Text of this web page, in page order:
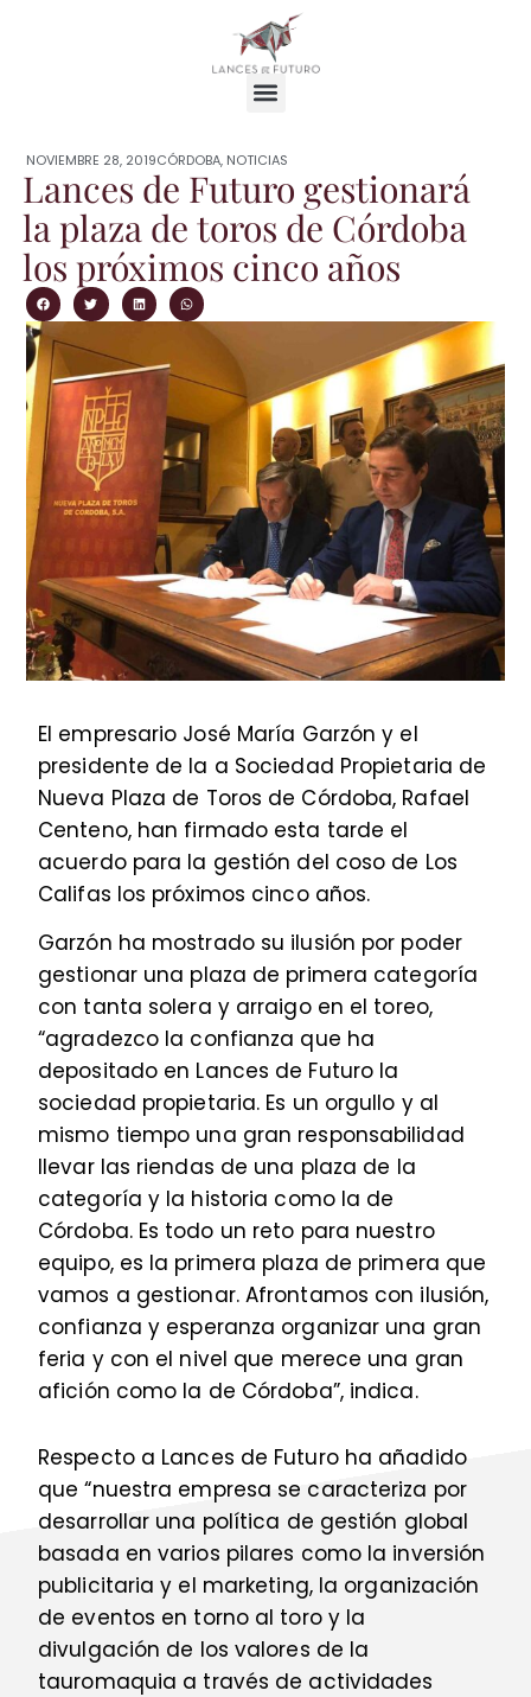
NOVIEMBRE 28, 2019CÓRDOBA, NOTICIAS
Lances de Futuro gestionará
la plaza de toros de Córdoba
los próximos cinco años
El empresario José María Garzón y el
presidente de la a Sociedad Propietaria de
Nueva Plaza de Toros de Córdoba, Rafael
Centeno, han firmado esta tarde el
acuerdo para la gestión del coso de Los
Califas los próximos cinco años.
Garzón ha mostrado su ilusión por poder
gestionar una plaza de primera categoría
con tanta solera y arraigo en el toreo,
“agradezco la confianza que ha
depositado en Lances de Futuro la
sociedad propietaria. Es un orgullo y al
mismo tiempo una gran responsabilidad
llevar las riendas de una plaza de la
categoría y la historia como la de
Córdoba. Es todo un reto para nuestro
equipo, es la primera plaza de primera que
vamos a gestionar. Afrontamos con ilusión,
confianza y esperanza organizar una gran
feria y con el nivel que merece una gran
afición como la de Córdoba”, indica.
Respecto a Lances de Futuro ha añadido
que “nuestra empresa se caracteriza por
desarrollar una política de gestión global
basada en varios pilares como la inversión
publicitaria y el marketing, la organización
de eventos en torno al toro y la
divulgación de los valores de la
tauromaquia a través de actividades